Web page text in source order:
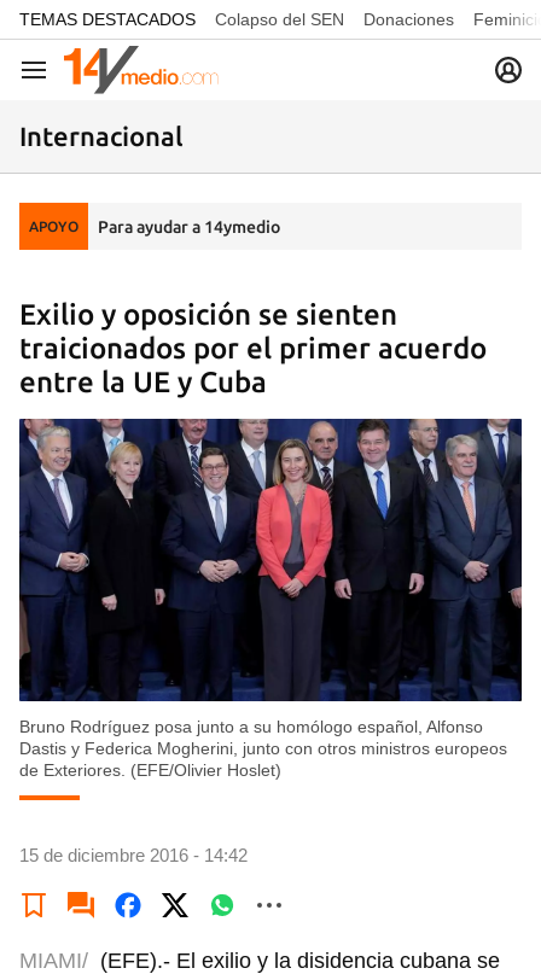
common.go-to-content
TEMAS DESTACADOS Colapso del SEN Donaciones
Navegación
Internacional
APOYO Para ayudar a 14ymedio
Exilio y oposición se sienten
traicionados por el primer acuerdo
entre la UE y Cuba
Bruno Rodríguez posa junto a su homólogo español, Alfonso
Dastis y Federica Mogherini, junto con otros ministros europeos
de Exteriores. (EFE/Olivier Hoslet)
15 de diciembre 2016 - 14:42
MIAMI/ (EFE).- El exilio y la disidencia cubana se